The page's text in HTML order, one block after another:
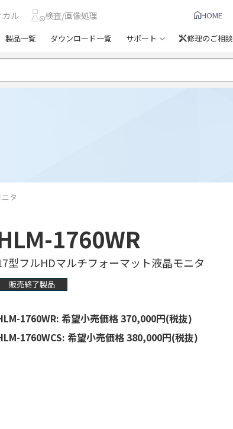
カル 検査/画像処理 HOME
製品一覧 ダウンロード一覧 サポート 修理のご相談
タ
1760WR
型フルHDマルチフォーマット液晶モニタ
販売終了製品
1760WR: 希望小売価格 370,000円(税抜)
1760WCS: 希望小売価格 380,000円(税抜)